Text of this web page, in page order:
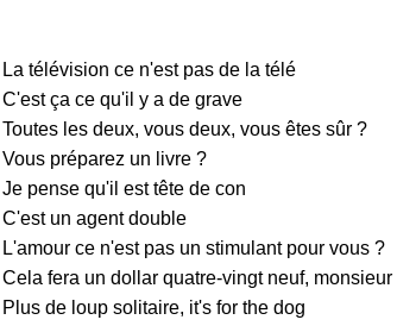
La télévision ce n'est pas de la télé
C'est ça ce qu'il y a de grave
Toutes les deux, vous deux, vous êtes sûr ?
Vous préparez un livre ?
Je pense qu'il est tête de con
C'est un agent double
L'amour ce n'est pas un stimulant pour vous ?
Cela fera un dollar quatre-vingt neuf, monsieur
Plus de loup solitaire, it's for the dog